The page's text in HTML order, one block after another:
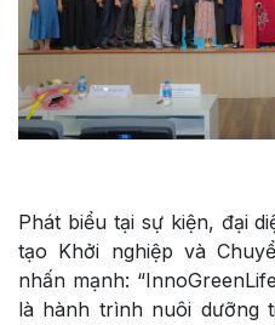
Phát biểu tại sự kiện, đại
tạo Khởi nghiệp và
nhấn mạnh:
là hành trình nuôi dưỡng